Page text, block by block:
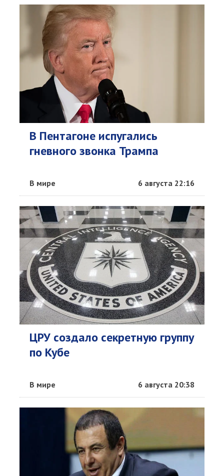
В Пентагоне испугались
гневного звонка Трампа
В мире 6 августа 22:16
ЦРУ создало секретную группу
по Кубе
В мире 6 августа 20:38